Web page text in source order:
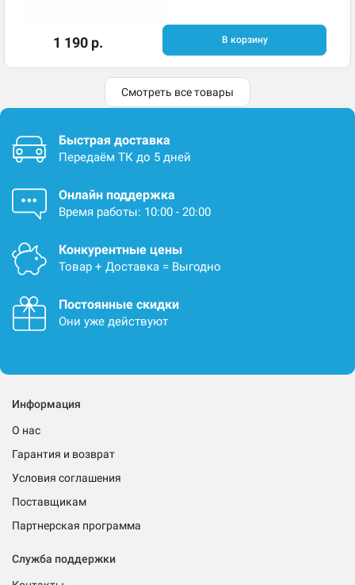
1 190 р. В корзину
Смотреть все товары
Быстрая доставка
Передаём ТК до 5 дней
Онлайн поддержка
Время работы: 10:00 - 20:00
Конкурентные цены
Товар + Доставка = Выгодно
Постоянные скидки
Они уже действуют
Информация
О нас
Гарантия и возврат
Условия соглашения
Поставщикам
Партнерская программа
Служба поддержки